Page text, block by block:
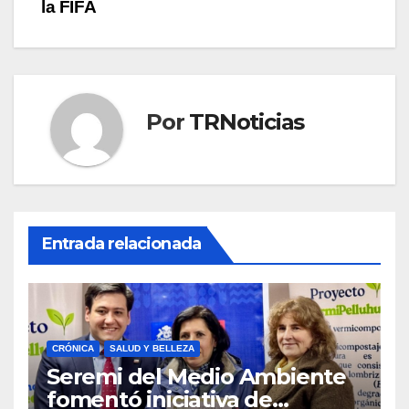
la FIFA
Por TRNoticias
Entrada relacionada
CRÓNICA SALUD Y BELLEZA
Seremi del Medio Ambiente
fomentó iniciativa de